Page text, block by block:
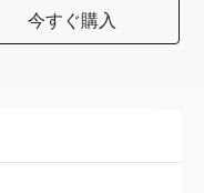
今すぐ購入